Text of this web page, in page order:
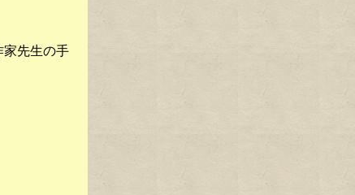
先生の手